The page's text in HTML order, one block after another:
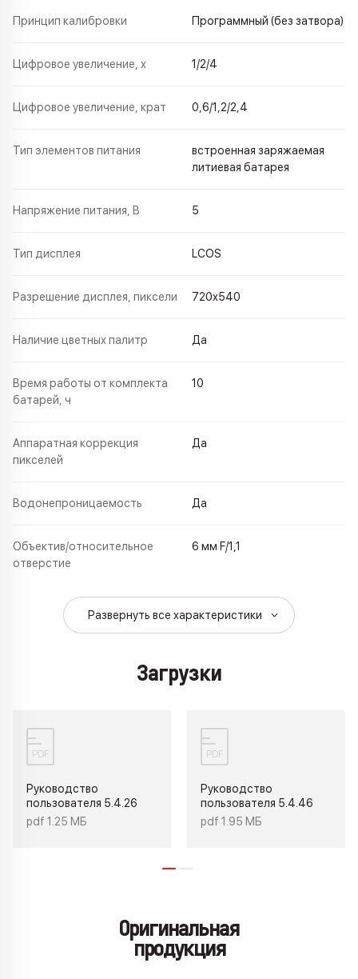
Принцип калибровки Программный (без затвора)
Цифровое увеличение, х 1/2/4
Цифровое увеличение, крат 0,6/1,2/2,4
Тип элементов питания
встроенная заряжаемая
литиевая батарея
Напряжение питания, В 5
Тип дисплея LCOS
Разрешение дисплея, пиксели 720x540
Наличие цветных палитр Да
Время работы от комплекта
батарей, ч
10
Аппаратная коррекция
пикселей
Да
Водонепроницаемость Да
Объектив/относительное
отверстие
6 мм F/1,1
Развернуть все характеристики
Загрузки
PDF
Руководство
пользователя 5.4.26
pdf 1.25 МБ
PDF
Руководство
пользователя 5.4.46
pdf 1.95 МБ
Оригинальная
продукция